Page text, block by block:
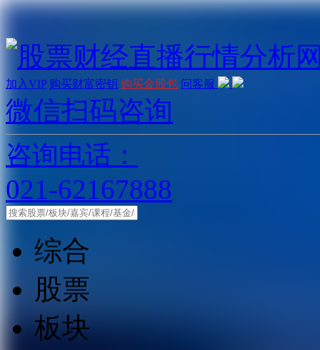
加入VIP 购买财富密钥 购买金股包 问客服
微信扫码咨询
咨询电话：
021-62167888
综合
股票
板块